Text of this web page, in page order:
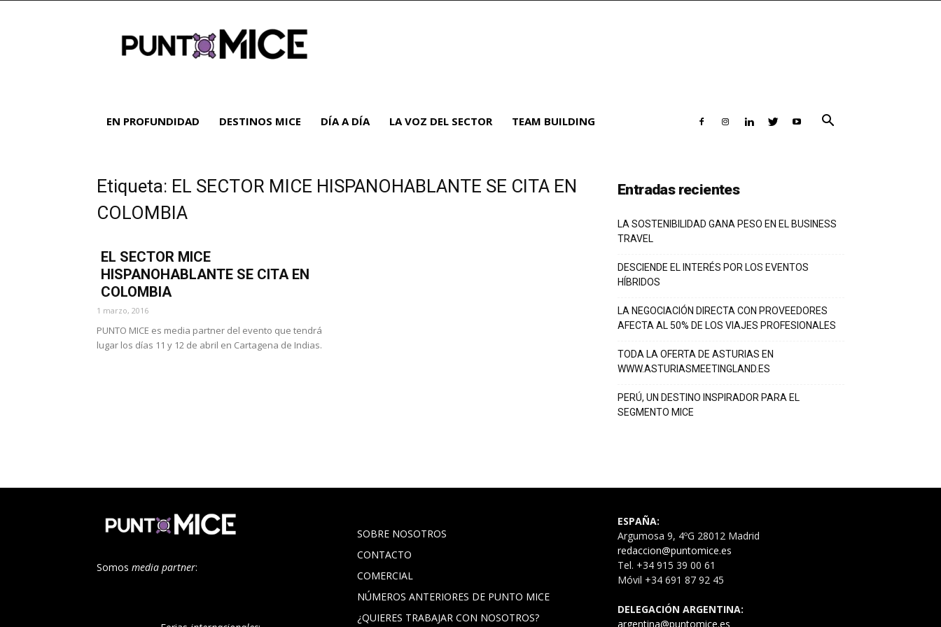
y
análisis
|
Turismo
EN PROFUNDIDAD DESTINOS MICE DÍA A DÍA LA VOZ DEL SECTOR TEAM BUILDING
Etiqueta: EL SECTOR MICE HISPANOHABLANTE SE CITA EN
COLOMBIA
EL SECTOR MICE
HISPANOHABLANTE SE CITA EN
COLOMBIA
1 marzo, 2016
PUNTO MICE es media partner del evento que tendrá
lugar los días 11 y 12 de abril en Cartagena de Indias.
Entradas recientes
LA SOSTENIBILIDAD GANA PESO EN EL BUSINESS
TRAVEL
DESCIENDE EL INTERÉS POR LOS EVENTOS
HÍBRIDOS
LA NEGOCIACIÓN DIRECTA CON PROVEEDORES
AFECTA AL 50% DE LOS VIAJES PROFESIONALES
TODA LA OFERTA DE ASTURIAS EN
WWW.ASTURIASMEETINGLAND.ES
PERÚ, UN DESTINO INSPIRADOR PARA EL
SEGMENTO MICE
Somos media partner:
SOBRE NOSOTROS
CONTACTO
COMERCIAL
NÚMEROS ANTERIORES DE PUNTO MICE
¿QUIERES TRABAJAR CON NOSOTROS?
ESPAÑA:
Argumosa 9, 4ºG 28012 Madrid
redaccion@puntomice.es
Tel. +34 915 39 00 61
Móvil +34 691 87 92 45
DELEGACIÓN ARGENTINA:
argentina@puntomice.es